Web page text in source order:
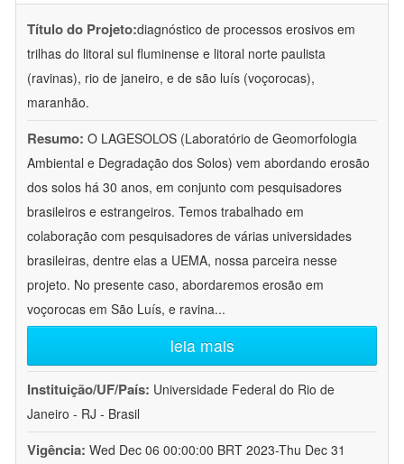
Título do Projeto:diagnóstico de processos erosivos em
trilhas do litoral sul fluminense e litoral norte paulista
(ravinas), rio de janeiro, e de são luís (voçorocas),
maranhão.
Resumo: O LAGESOLOS (Laboratório de Geomorfologia
Ambiental e Degradação dos Solos) vem abordando erosão
dos solos há 30 anos, em conjunto com pesquisadores
brasileiros e estrangeiros. Temos trabalhado em
colaboração com pesquisadores de várias universidades
brasileiras, dentre elas a UEMA, nossa parceira nesse
projeto. No presente caso, abordaremos erosão em
voçorocas em São Luís, e ravina...
leia mais
Instituição/UF/País: Universidade Federal do Rio de
Janeiro - RJ - Brasil
Vigência: Wed Dec 06 00:00:00 BRT 2023-Thu Dec 31